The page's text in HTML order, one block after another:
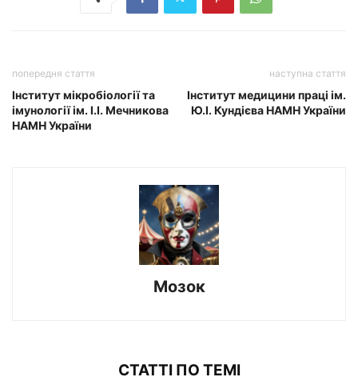
попередня стаття
Інститут мікробіології та
імунології ім. І.І. Мечникова
НАМН України
наступна стаття
Інститут медицини праці ім.
Ю.І. Кундієва НАМН України
Мозок
СТАТТІ ПО ТЕМІ